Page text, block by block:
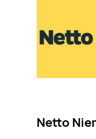
Netto